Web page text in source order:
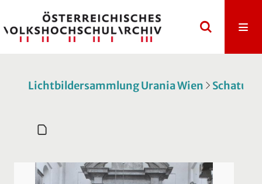
Lichtbildersammlung Urania Wien